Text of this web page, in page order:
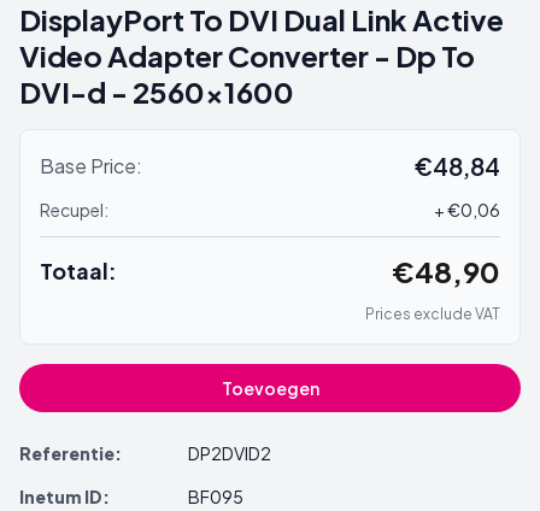
DisplayPort To DVI Dual Link Active
Video Adapter Converter - Dp To
DVI-d - 2560x1600
Base Price: €48,84
Recupel: + €0,06
Totaal: €48,90
Prices exclude VAT
Toevoegen
Referentie:
DP2DVID2
Inetum ID:
BF095